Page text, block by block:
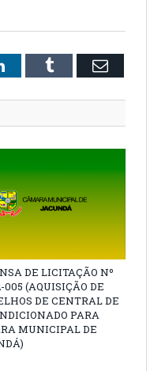
LinkedInTumblr Email
DE LICITAÇÃO Nº
005 (AQUISIÇÃO DE
DE CENTRAL DE
PARA
MUNICIPAL DE